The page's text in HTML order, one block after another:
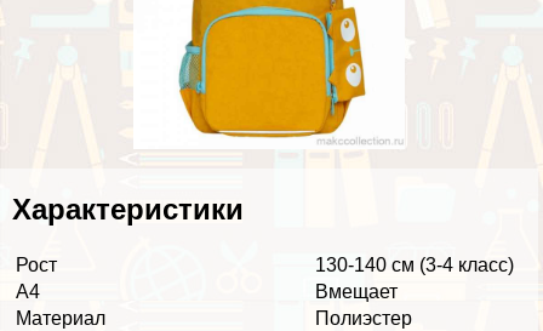
Хаpaктеристики
Рост
130-140 см (3-4 класс)
А4
Вмещает
Материал
Полиэстер